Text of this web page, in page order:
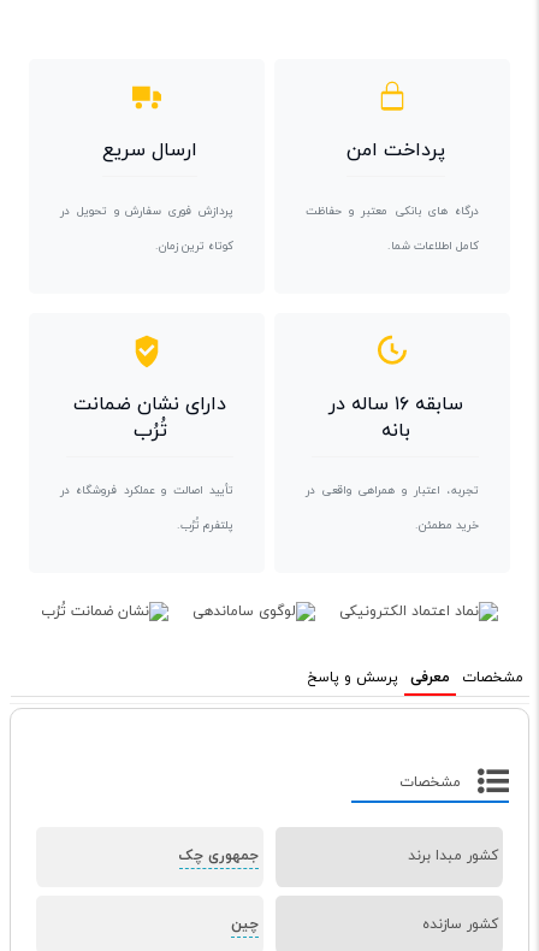
پرداخت امن
درگاه های بانکی معتبر و حفاظت
کامل اطلاعات شما.
ارسال سریع
پردازش فوری سفارش و تحویل در
کوتاه ترین زمان.
سابقه ۱۶ ساله در
بانه
تجربه، اعتبار و همراهی واقعی در
خرید مطمئن.
دارای نشان ضمانت
تُرُب
تأیید اصالت و عملکرد فروشگاه در
پلتفرم تُرُب.
مشخصات معرفی پرسش و پاسخ
مشخصات
کشور مبدا برند جمهوری چک
کشور سازنده چین